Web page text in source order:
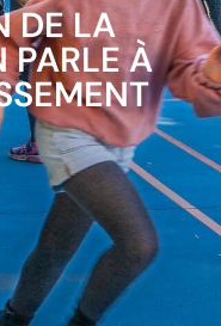
DE LA
PARLE À